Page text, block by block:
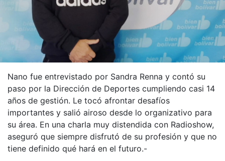
Nano fue entrevistado por Sandra Renna y contó su
paso por la Dirección de Deportes cumpliendo casi 14
años de gestión. Le tocó afrontar desafíos
importantes y salió airoso desde lo organizativo para
su área. En una charla muy distendida con Radioshow,
aseguró que siempre disfrutó de su profesión y que no
tiene definido qué hará en el futuro.-